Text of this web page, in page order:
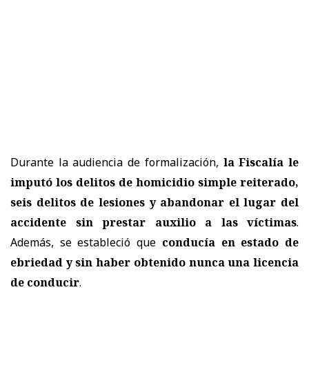
Durante la audiencia de formalización, la Fiscalía le
imputó los delitos de homicidio simple reiterado,
seis delitos de lesiones y abandonar el lugar del
accidente sin prestar auxilio a las víctimas.
Además, se estableció que conducía en estado de
ebriedad y sin haber obtenido nunca una licencia
de conducir.